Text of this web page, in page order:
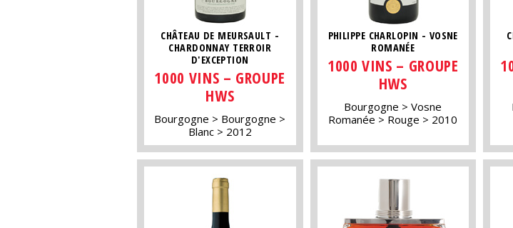
CHÂTEAU DE MEURSAULT -
CHARDONNAY TERROIR
D'EXCEPTION
1000 VINS – GROUPE
HWS
Bourgogne
Bourgogne
Blanc
2012
PHILIPPE CHARLOPIN - VOSNE
ROMANÉE
1000 VINS – GROUPE
HWS
Bourgogne
Vosne
Romanée
Rouge 2010